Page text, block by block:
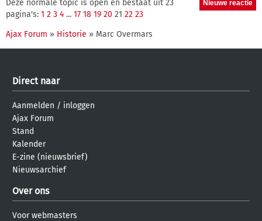
Deze normale topic is open en bestaat uit 23
pagina's: 1 2 3 4 ... 17 18 19 20 21 22 23
Ajax Forum » Historie » Marc Overmars
Direct naar
Aanmelden / inloggen
Ajax Forum
Stand
Kalender
E-zine (nieuwsbrief)
Nieuwsarchief
Over ons
Voor webmasters